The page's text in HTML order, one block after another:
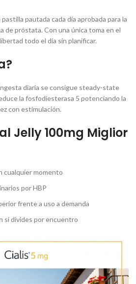
pautada cada día aprobada para la
de próstata. Con una única toma en el
todo el día sin planificar.
diaria se consigue steady-state
la fosfodiesterasa 5 potenciando la
con estimulación.
Jelly 100mg Miglior
cualquier momento
por HBP
frente a uso a demanda
si divides por encuentro